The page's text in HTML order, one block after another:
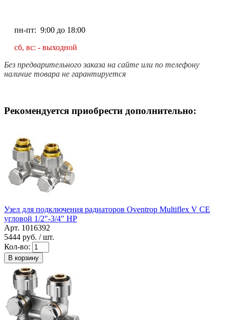
пн-пт: 9:00 до 18:00
сб, вс: - выходной
Без предварительного заказа на сайте или по телефону
наличие товара не гарантируется
Рекомендуется приобрести дополнительно:
Узел для подключения радиаторов Oventrop Multiflex V CE
угловой 1/2"-3/4" НР
Арт. 1016392
5444 руб. / шт.
Кол-во:
В корзину